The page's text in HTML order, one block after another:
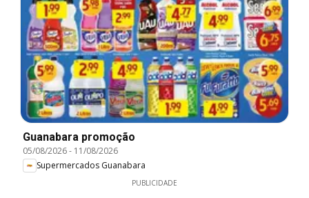
Guanabara promoção
05/08/2026- 11/08/2026
Supermercados Guanabara
PUBLICIDADE